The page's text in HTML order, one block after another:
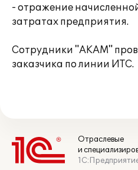
- отражение
затратах предприятия.
Сотрудники "АКАМ"
заказчика по линии ИТС.
Отраслевые
и